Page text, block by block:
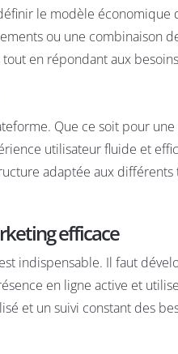
le modèle économique
ou une combinaison
en répondant aux
Que ce soit pour
utilisateur fluide et
adaptée aux différents
efficace
indispensable. Il faut
en ligne active et
et un suivi constant des